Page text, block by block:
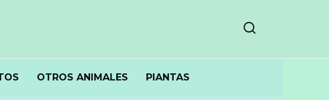
OTROS ANIMALES PIANTAS